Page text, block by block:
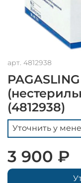
арт. 4812938
(4812938)
Уточнить у
3 900 ₽